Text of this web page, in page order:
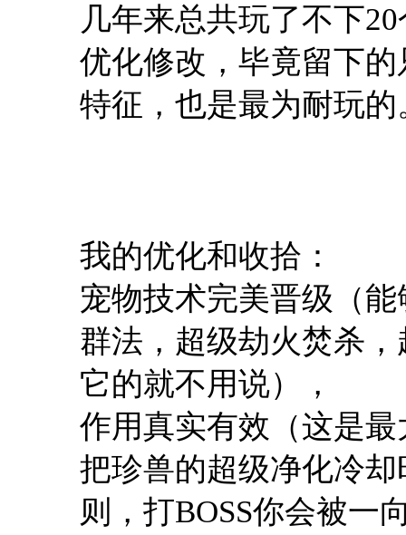
几年来总共玩了不下
优化修改，毕竟留下
特征，也是最为耐玩的
我的优化和收拾：
宠物技术完美晋级（
群法，超级劫火焚杀
它的就不用说），
作用真实有效（这是
把珍兽的超级净化冷
则，打BOSS你会被一